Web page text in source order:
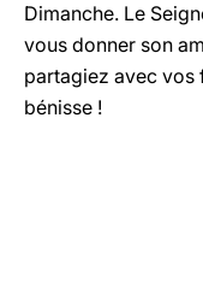
Dimanche. Le
vous donner son
partagiez avec vos
bénisse !